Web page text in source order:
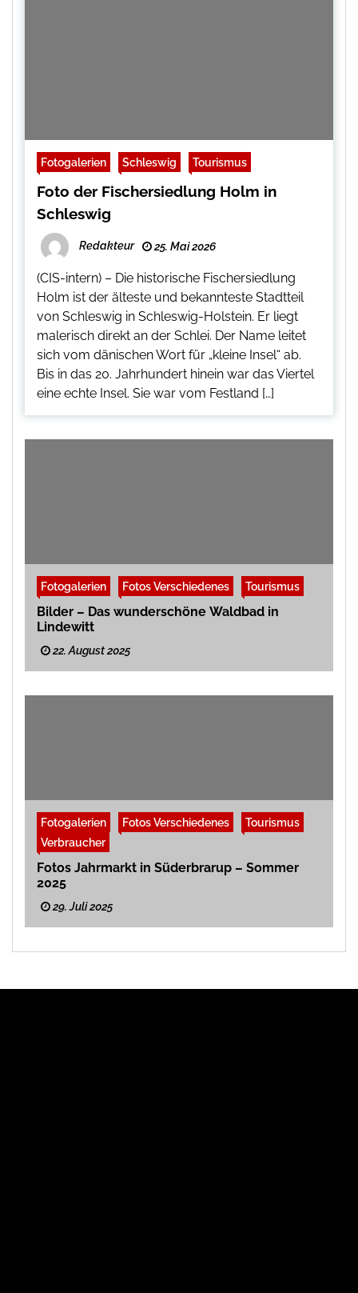
Fotogalerien Schleswig Tourismus
Foto der Fischersiedlung Holm in
Schleswig
Redakteur 25. Mai 2026
(CIS-intern) – Die historische Fischersiedlung
Holm ist der älteste und bekannteste Stadtteil
von Schleswig in Schleswig-Holstein. Er liegt
malerisch direkt an der Schlei. Der Name leitet
sich vom dänischen Wort für „kleine Insel“ ab.
Bis in das 20. Jahrhundert hinein war das Viertel
eine echte Insel. Sie war vom Festland […]
Fotogalerien Fotos Verschiedenes Tourismus
Bilder – Das wunderschöne Waldbad in
Lindewitt
22. August 2025
Fotogalerien Fotos Verschiedenes
Tourismus
Verbraucher
Fotos Jahrmarkt in Süderbrarup – Sommer
2025
29. Juli 2025